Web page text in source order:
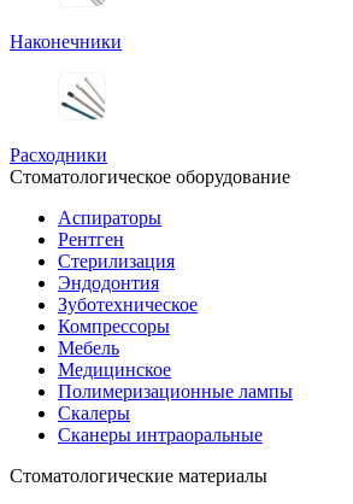
Наконечники
Расходники
Стоматологическое оборудование
Аспираторы
Рентген
Стерилизация
Эндодонтия
Зуботехническое
Компрессоры
Мебель
Медицинское
Полимеризационные лампы
Скалеры
Сканеры интраоральные
Стоматологические материалы